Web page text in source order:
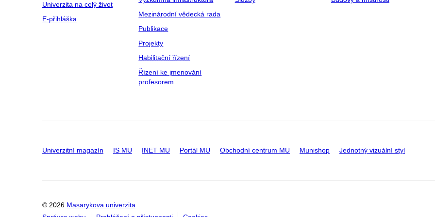
Univerzita na celý život
E-přihláška
Mezinárodní vědecká rada
Publikace
Projekty
Habilitační řízení
Řízení ke jmenování
profesorem
Univerzitní magazín IS MU INET MU Portál MU Obchodní centrum MU Munishop Jednotný vizuální styl
© 2026 Masarykova univerzita